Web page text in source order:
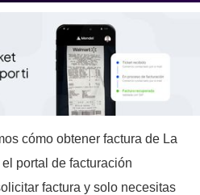
cómo obtener factura de La
portal de facturación
factura y solo necesitas